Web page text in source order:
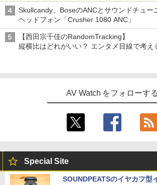
Skullcandy、BoseのANCとサウンドチュー
ヘッドフォン「Crusher 1080 ANC」
【西田宗千佳のRandomTracking】
縦横比はどれがいい？ エンタメ目線で考え
AV Watch をフォローする
Special Site
SOUNDPEATSのイヤカフ型